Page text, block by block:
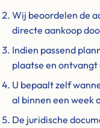
Wij beoordelen de
directe aankoop
Indien passend
plaatse en ontvangt
U bepaalt zelf
al binnen een week
De juridische